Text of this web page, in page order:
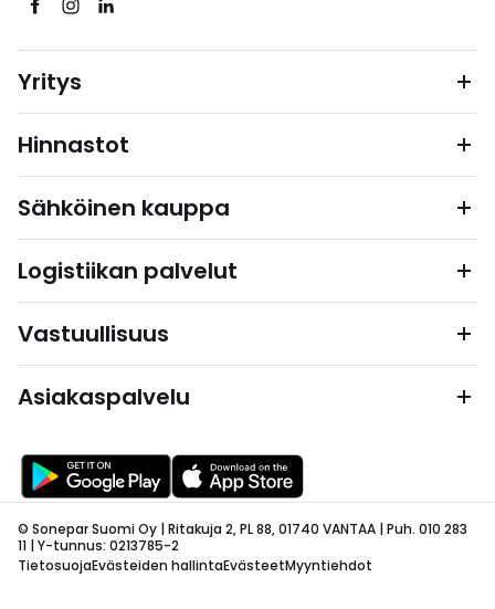
Yritys
Hinnastot
Sähköinen kauppa
Logistiikan palvelut
Vastuullisuus
Asiakaspalvelu
© Sonepar Suomi Oy | Ritakuja 2, PL 88, 01740 VANTAA | Puh. 010 283
11 | Y-tunnus: 0213785-2
TietosuojaEvästeiden hallintaEvästeetMyyntiehdot